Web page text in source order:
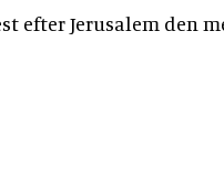
efter Jerusalem den